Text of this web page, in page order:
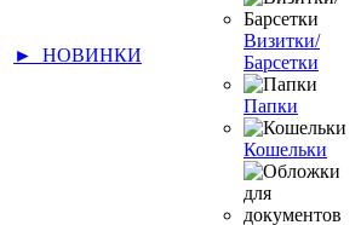
► НОВИНКИ
Визитки/
Барсетки
Папки
Кошельки